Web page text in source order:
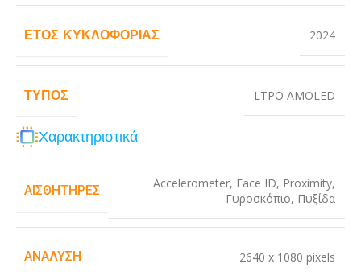
ΈΤΟΣ ΚΥΚΛΟΦΟΡΊΑΣ 2024
ΤΎΠΟΣ LTPO AMOLED
Χαρακτηριστικά
ΑΙΣΘΗΤΉΡΕΣ Accelerometer, Face ID, Proximity,
Γυροσκόπιο, Πυξίδα
ΑΝΆΛΥΣΗ 2640 x 1080 pixels